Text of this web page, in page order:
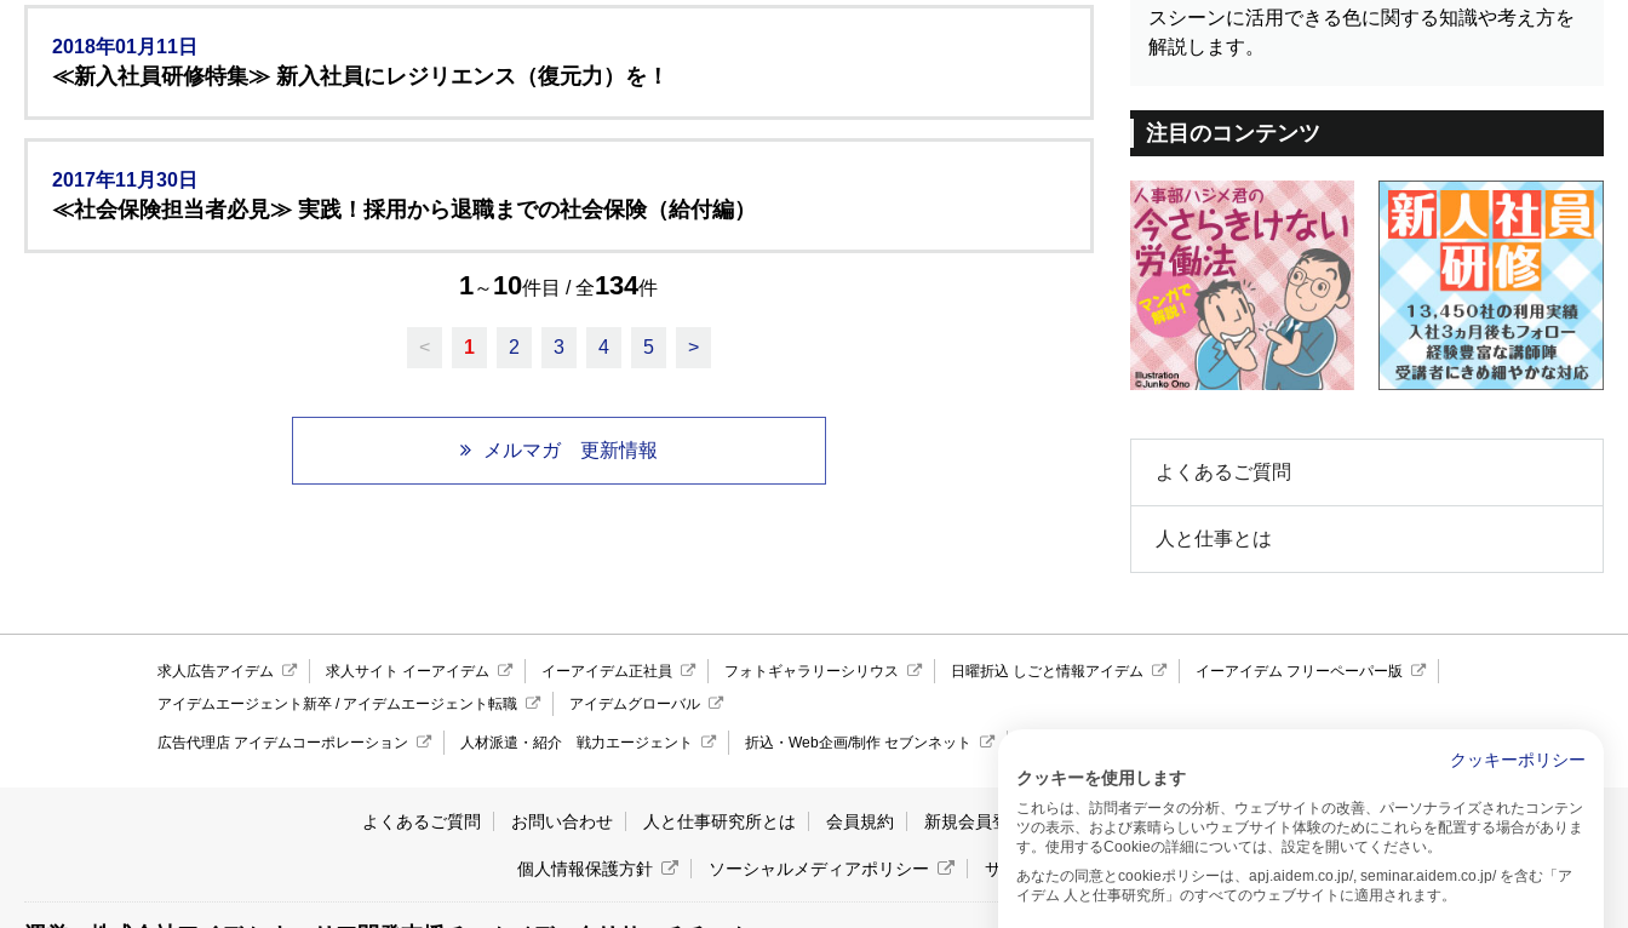
2018年01月11日
≪新入社員研修特集≫ 新入社員にレジリエンス（復元力）を！
2017年11月30日
≪社会保険担当者必見≫ 実践！採用から退職までの社会保険（給付編）
1～ 10件目 / 全134件
< 1 2 3 4 5 >
メルマガ 更新情報
スシーンに活用できる色に関する知識や考え方を
解説します。
注目のコンテンツ
よくあるご質問
人と仕事とは
求人広告アイデム 求人サイト イーアイデム イーアイデム正社員 フォトギャラリーシリウス 日曜折込 しごと情報アイデム
イーアイデム フリーペーパー版
アイデムエージェント新卒 / アイデムエージェント転職 アイデムグローバル
広告代理店 アイデムコーポレーション 人材派遣・紹介 戦力エージェント 折込・Web企画/制作 セブンネット
よくあるご質問 お問い合わせ 人と仕事研究所とは 会員規約 新規会員登録 サイトのご利用について
個人情報保護方針 ソーシャルメディアポリシー サイトマップ
クッキーポリシー
クッキーを使用します
これらは、訪問者データの分析、ウェブサイトの改善、パーソナライズされたコンテン
ツの表示、および素晴らしいウェブサイト体験のためにこれらを配置する場合がありま
す。使用するCookieの詳細については、設定を開いてください。
あなたの同意とcookieポリシーは、apj.aidem.co.jp/, seminar.aidem.co.jp/ を含む「ア
イデム 人と仕事研究所」のすべてのウェブサイトに適用されます。